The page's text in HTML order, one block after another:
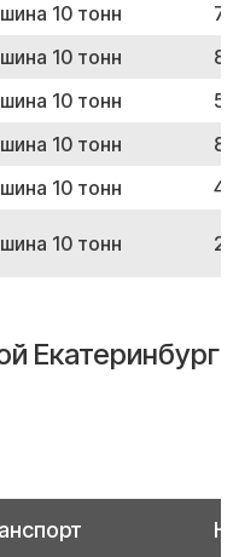
10 тонн
10 тонн
10 тонн
10 тонн
10 тонн
10 тонн
Екатеринбург